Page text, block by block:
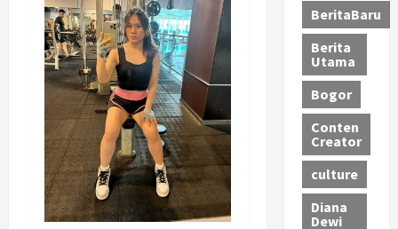
BeritaBaru
Berita
Utama
Bogor
Conten
Creator
culture
Diana
Dewi